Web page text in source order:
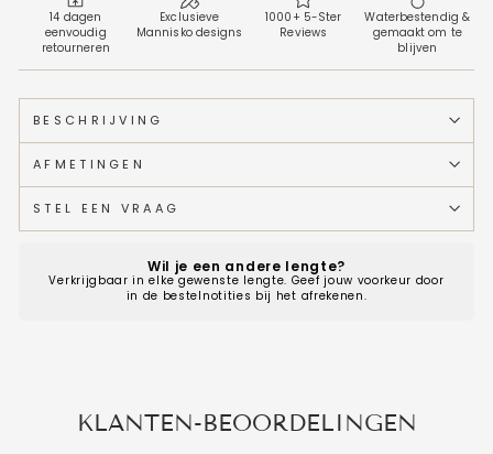
14 dagen
eenvoudig
retourneren
Exclusieve
Mannisko designs
1000+ 5-Ster
Reviews
Waterbestendig &
gemaakt om te
blijven
BESCHRIJVING
AFMETINGEN
STEL EEN VRAAG
Wil je een andere lengte?
Verkrijgbaar in elke gewenste lengte. Geef jouw voorkeur door
in de bestelnotities bij het afrekenen.
KLANTEN-BEOORDELINGEN